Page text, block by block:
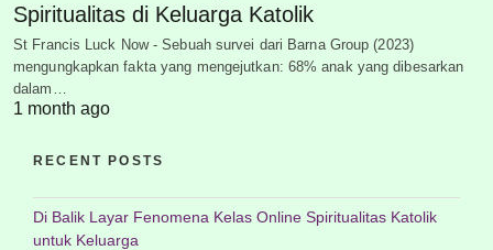
Spiritualitas di Keluarga Katolik
St Francis Luck Now - Sebuah survei dari Barna Group (2023)
mengungkapkan fakta yang mengejutkan: 68% anak yang dibesarkan
dalam…
1 month ago
RECENT POSTS
Di Balik Layar Fenomena Kelas Online Spiritualitas Katolik
untuk Keluarga